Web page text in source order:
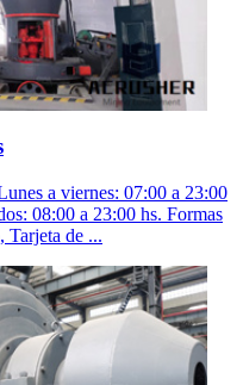
a viernes: 07:00 a 23:00
08:00 a 23:00 hs. Formas
Tarjeta de ...